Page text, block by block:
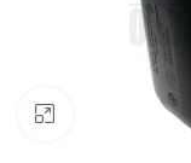
Klik om te